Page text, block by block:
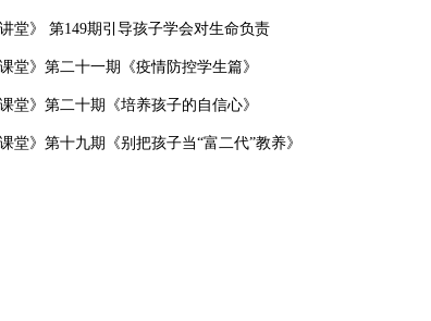
讲堂》 第149期引导孩子学会对生命负责
课堂》第二十一期《疫情防控学生篇》
课堂》第二十期《培养孩子的自信心》
课堂》第十九期《别把孩子当“富二代”教养》